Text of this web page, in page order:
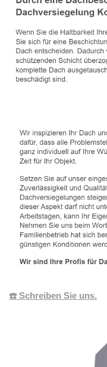
☎️ Schreiben Sie uns.